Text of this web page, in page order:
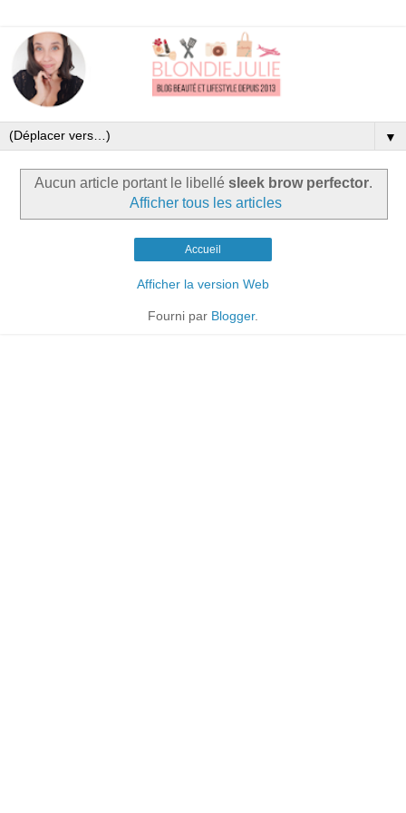
▼
Aucun article portant le libellé sleek brow perfector.
Afficher tous les articles
Accueil
Afficher la version Web
Fourni par Blogger.